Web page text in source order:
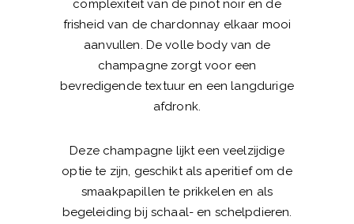
complexiteit van de pinot noir en de
frisheid van de chardonnay elkaar mooi
aanvullen. De volle body van de
champagne zorgt voor een
bevredigende textuur en een langdurige
afdronk.
Deze champagne lijkt een veelzijdige
optie te zijn, geschikt als aperitief om de
smaakpapillen te prikkelen en als
begeleiding bij schaal- en schelpdieren.